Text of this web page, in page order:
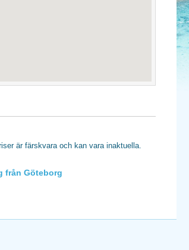
är färskvara och kan vara inaktuella.
från Göteborg